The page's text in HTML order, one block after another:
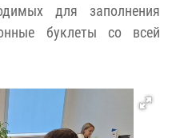
для заполнения
буклеты со всей